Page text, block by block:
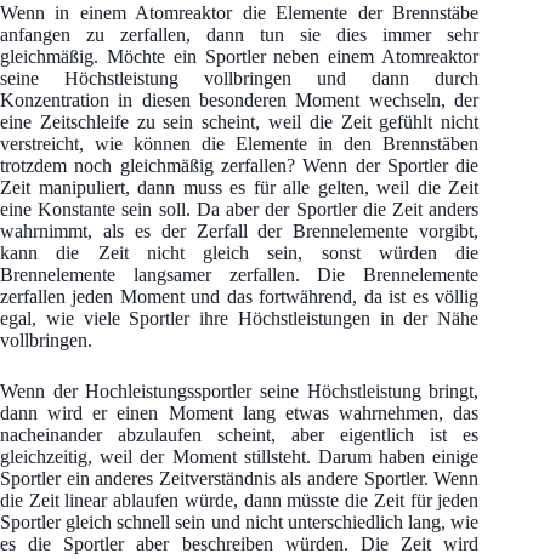
Wenn in einem Atomreaktor die Elemente der Brennstäbe
anfangen zu zerfallen, dann tun sie dies immer sehr
gleichmäßig. Möchte ein Sportler neben einem Atomreaktor
seine Höchstleistung vollbringen und dann durch
Konzentration in diesen besonderen Moment wechseln, der
eine Zeitschleife zu sein scheint, weil die Zeit gefühlt nicht
verstreicht, wie können die Elemente in den Brennstäben
trotzdem noch gleichmäßig zerfallen? Wenn der Sportler die
Zeit manipuliert, dann muss es für alle gelten, weil die Zeit
eine Konstante sein soll. Da aber der Sportler die Zeit anders
wahrnimmt, als es der Zerfall der Brennelemente vorgibt,
kann die Zeit nicht gleich sein, sonst würden die
Brennelemente langsamer zerfallen. Die Brennelemente
zerfallen jeden Moment und das fortwährend, da ist es völlig
egal, wie viele Sportler ihre Höchstleistungen in der Nähe
vollbringen.
Wenn der Hochleistungssportler seine Höchstleistung bringt,
dann wird er einen Moment lang etwas wahrnehmen, das
nacheinander abzulaufen scheint, aber eigentlich ist es
gleichzeitig, weil der Moment stillsteht. Darum haben einige
Sportler ein anderes Zeitverständnis als andere Sportler. Wenn
die Zeit linear ablaufen würde, dann müsste die Zeit für jeden
Sportler gleich schnell sein und nicht unterschiedlich lang, wie
es die Sportler aber beschreiben würden. Die Zeit wird